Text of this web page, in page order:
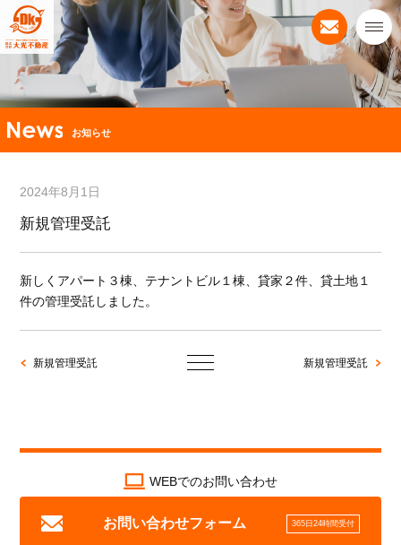
お知らせ
2024年8月1日
新規管理受託
新しくアパート３棟、テナントビル１棟、貸家２件、貸土地１
件の管理受託しました。
新規管理受託 新規管理受託
WEBでのお問い合わせ
お問い合わせフォーム 365日24時間受付